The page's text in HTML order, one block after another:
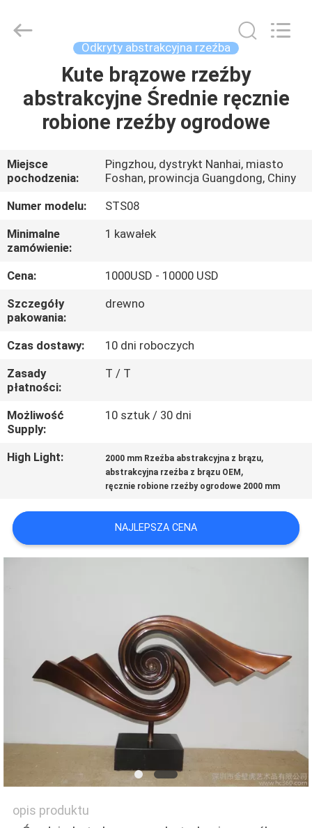
DOMU
FILMY
O
NAS
WYCIECZKA
PO
FABRYCE
KONTROLA
JAKOŚCI
SKONTAKTUJ
NAMI
POPROŚ
SITEMAP
PRIVACY
Odkryty abstrakcyjna rzeźba
Kute brązowe rzeźby
abstrakcyjne Średnie ręcznie
robione rzeźby ogrodowe
Miejsce
pochodzenia:
Pingzhou, dystrykt Nanhai, miasto
Foshan, prowincja Guangdong, Chiny
Numer modelu:
STS08
Minimalne
zamówienie:
1 kawałek
Cena:
1000USD - 10000 USD
Szczegóły
pakowania:
drewno
Czas dostawy:
10 dni roboczych
Zasady
płatności:
T / T
Możliwość
Supply:
10 sztuk / 30 dni
High Light: 2000 mm Rzeźba abstrakcyjna z brązu,
abstrakcyjna rzeźba z brązu OEM ,
ręcznie robione rzeźby ogrodowe 2000 mm
NAJLEPSZA CENA
opis produktu